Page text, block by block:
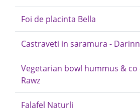
Foi de placinta Bella
Castraveti in saramura -
Vegetarian bowl hummus & co
Rawz
Falafel Naturli